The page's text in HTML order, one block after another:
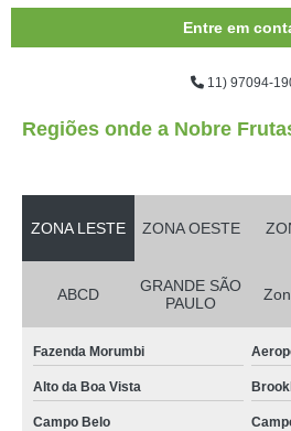
Entre em
11) 97094-
Regiões onde a Nobre
ZONA LESTE ZONA OESTE
ABCD
GRANDE SÃO
PAULO
Fazenda Morumbi
Alto da Boa Vista
Campo Belo